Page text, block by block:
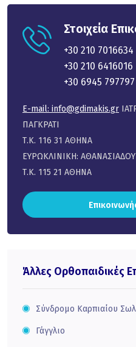
Στοιχεία
+30 210 7016634
+30 210 6416016
+30 6945 797797
E-mail: info@gdimakis.gr
ΠΑΓΚΡΑΤΙ
Τ.Κ. 116 31 ΑΘΗΝΑ
ΕΥΡΩΚΛΙΝΙΚΗ:
Τ.Κ. 115 21 ΑΘΗΝΑ
Άλλες Ορθοπαιδικές
Σύνδρομο Καρπιαίου
Γάγγλιο